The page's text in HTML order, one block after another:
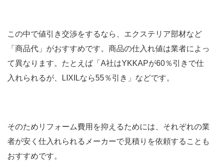
この中で値引き交渉をするなら、エクステリア部材など
「商品代」がおすすめです。商品の仕入れ値は業者によっ
て異なります。たとえば「A社はYKKAPが60％引きで仕
入れられるが、LIXILなら55％引き」などです。
そのためリフォーム費用を抑えるためには、それぞれの業
者が安く仕入れられるメーカーで見積りを依頼することも
おすすめです。